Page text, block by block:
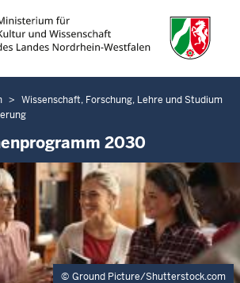
Direkt zum Inhalt
Main Menu
Wissenschaft, Forschung, Lehre und Studium
2030
Ground Picture/Shutterstock.com